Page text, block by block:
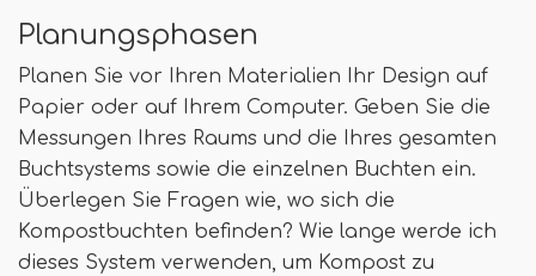
Planungsphasen
Planen Sie vor Ihren Materialien Ihr Design auf
Papier oder auf Ihrem Computer. Geben Sie die
Messungen Ihres Raums und die Ihres gesamten
Buchtsystems sowie die einzelnen Buchten ein.
Überlegen Sie Fragen wie, wo sich die
Kompostbuchten befinden? Wie lange werde ich
dieses System verwenden, um Kompost zu